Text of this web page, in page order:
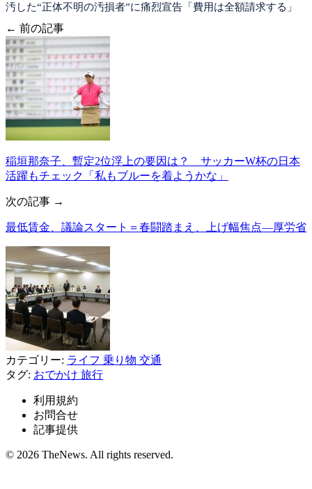
汚した“正体不明の汚損者”に痛烈宣告「費用は全額請求する」
← 前の記事
稲垣那奈子、暫定2位浮上の要因は？ サッカーW杯の日本
活躍もチェック「私もブルーを着ようかな」
次の記事 →
最低賃金、議論スタート＝春闘踏まえ、上げ幅焦点―厚労省
カテゴリー: ライフ 乗り物 交通
タグ: おでかけ 旅行
利用規約
お問合せ
記事提供
© 2026 TheNews. All rights reserved.